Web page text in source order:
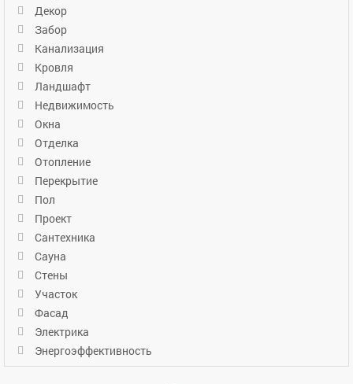
Декор
Забор
Канализация
Кровля
Ландшафт
Недвижимость
Окна
Отделка
Отопление
Перекрытие
Пол
Проект
Сантехника
Сауна
Стены
Участок
Фасад
Электрика
Энергоэффективность